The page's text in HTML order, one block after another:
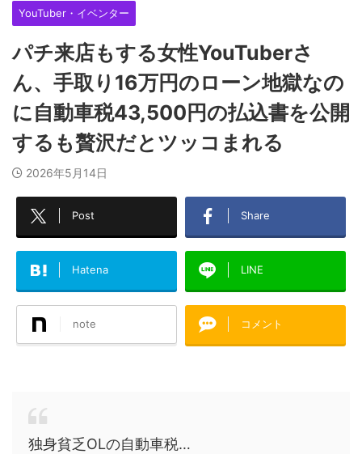
YouTuber・イベンター
パチ来店もする女性YouTuberさ
ん、手取り16万円のローン地獄なの
に自動車税43,500円の払込書を公開
するも贅沢だとツッコまれる
2026年5月14日
Post Share
Hatena LINE
note コメント
独身貧乏OLの自動車税…